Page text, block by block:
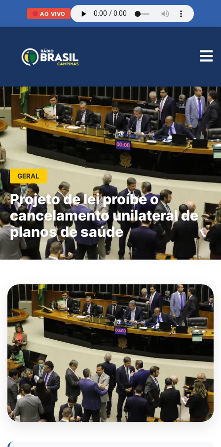
AO VIVO
GERAL
Projeto de lei proíbe o
cancelamento unilateral de
planos de saúde